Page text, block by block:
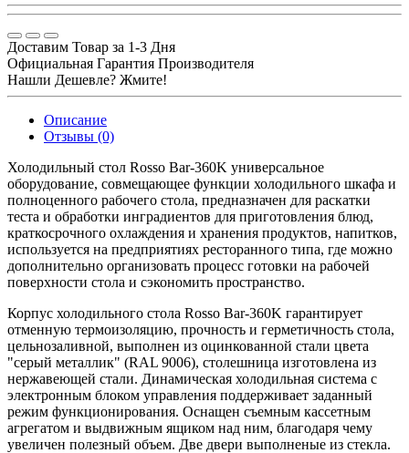
Доставим Товар за 1-3 Дня
Официальная Гарантия Производителя
Нашли Дешевле? Жмите!
Описание
Отзывы (0)
Холодильный стол Rosso Bar-360K универсальное
оборудование, совмещающее функции холодильного шкафа и
полноценного рабочего стола, предназначен для раскатки
теста и обработки инградиентов для приготовления блюд,
краткосрочного охлаждения и хранения продуктов, напитков,
используется на предприятиях ресторанного типа, где можно
дополнительно организовать процесс готовки на рабочей
поверхности стола и сэкономить пространство.
Корпус холодильного стола Rosso Bar-360K гарантирует
отменную термоизоляцию, прочность и герметичность стола,
цельнозаливной, выполнен из оцинкованной стали цвета
"серый металлик" (RAL 9006), столешница изготовлена из
нержавеющей стали. Динамическая холодильная система с
электронным блоком управления поддерживает заданный
режим функционирования. Оснащен съемным кассетным
агрегатом и выдвижным ящиком над ним, благодаря чему
увеличен полезный объем. Две двери выполненые из стекла.